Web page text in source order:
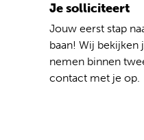
Je solliciteert
Jouw eerst stap
baan! Wij bekijken
nemen binnen
contact met je op.